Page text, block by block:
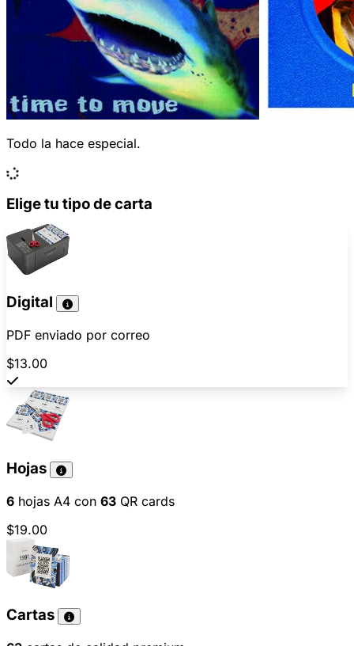
Todo la hace especial.
Elige tu tipo de carta
Digital
PDF enviado por correo
$13.00
Hojas
6 hojas A4 con 63 QR cards
$19.00
Cartas